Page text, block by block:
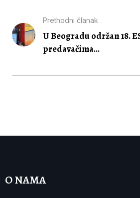
Prethodni članak
U Beogradu održan 18.
predavačima...
O NAMA